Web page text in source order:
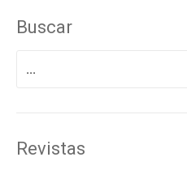
Buscar
Revistas